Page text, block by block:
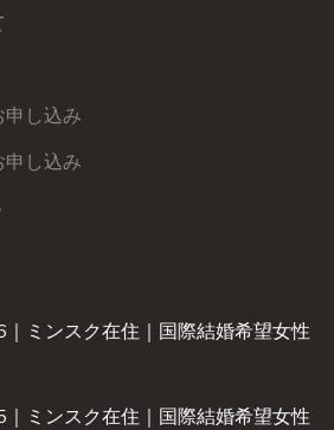
し込み
申し込み
ミンスク在住｜国際結婚希望女性
ミンスク在住｜国際結婚希望女性